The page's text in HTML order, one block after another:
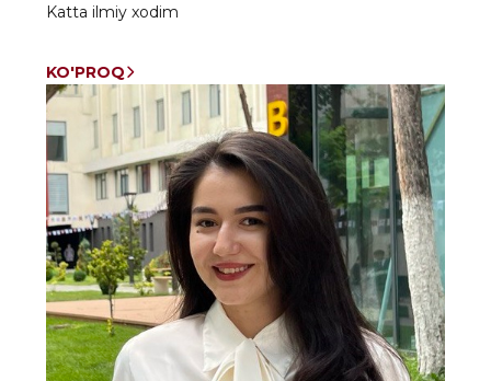
Katta ilmiy xodim
KO'PROQ